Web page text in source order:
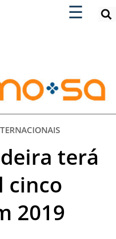
☰
×
BUSINESS
NACIONAIS
BREAK
MERCADO
SA TV
×
NOTÍCIA
terá
cinco
2019